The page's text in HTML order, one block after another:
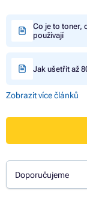
Co je to toner,
používají
Jak ušetřit až
Zobrazit více článků
Doporučujeme